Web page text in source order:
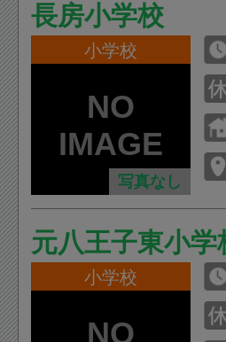
長房小学校
小学校
写真なし
元八王子東小学
小学校